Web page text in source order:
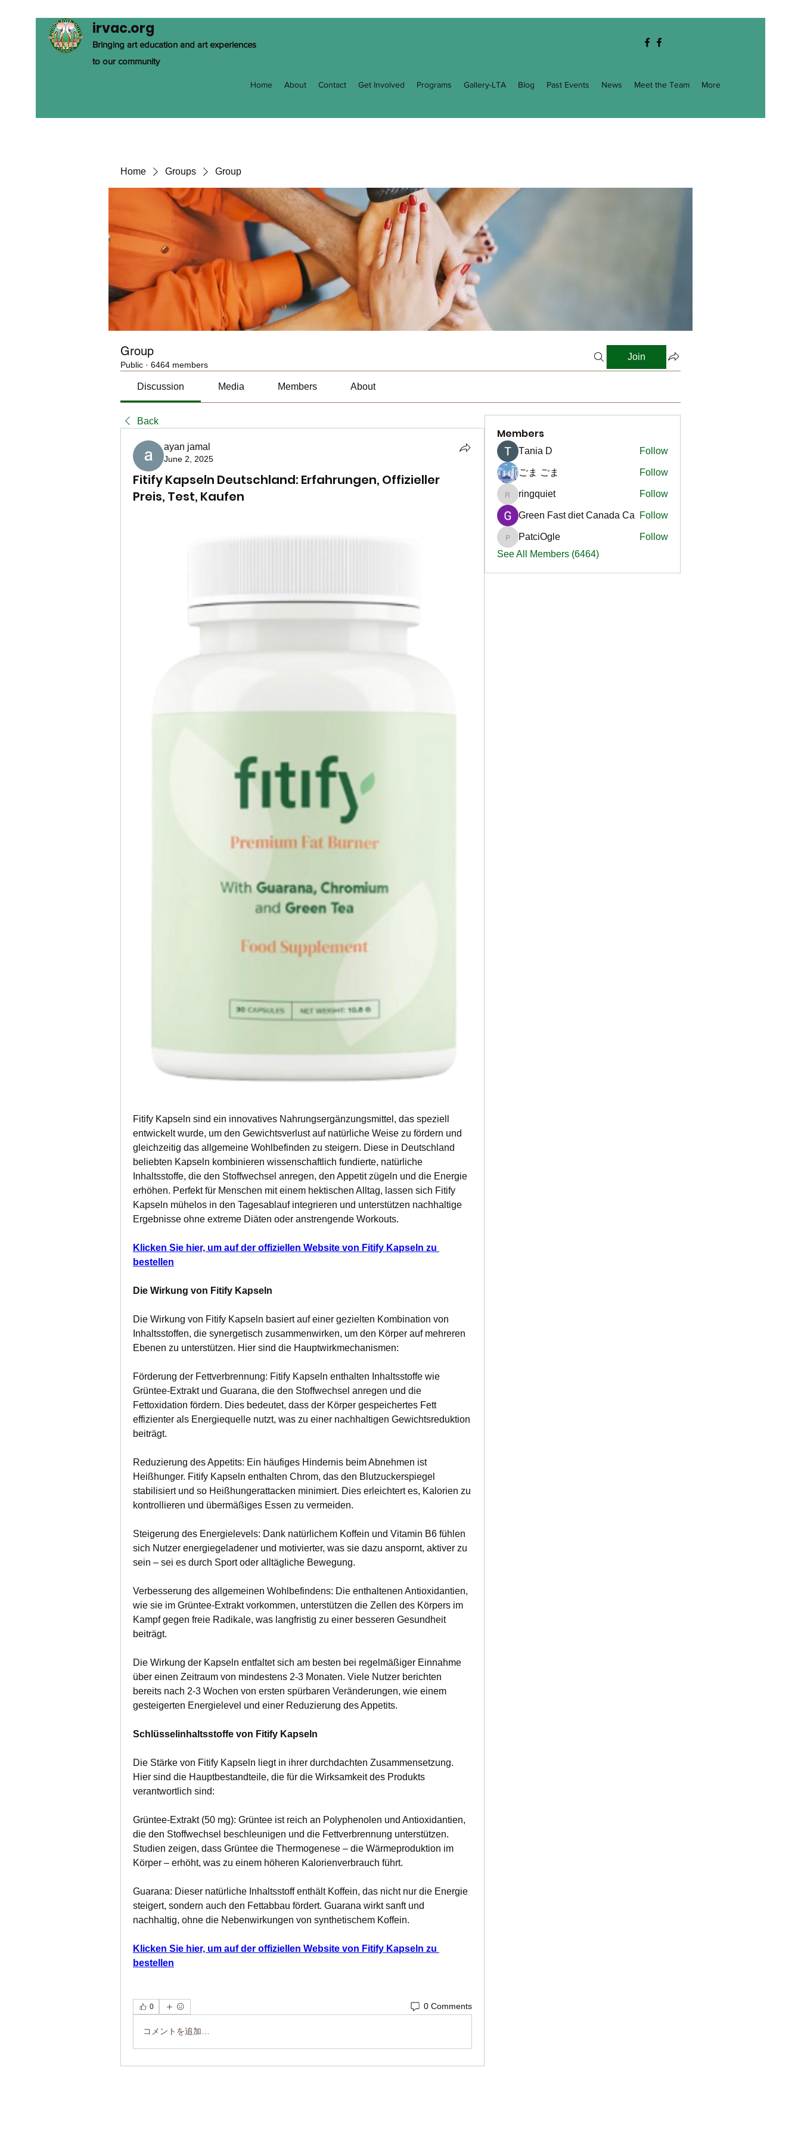
irvac.org
Bringing art education and art experiences
to our community
Home About Contact Get Involved Programs Gallery-LTA Blog Past Events News Meet the Team More
Home Groups Group
Group
Public · 6464 members
Join
Discussion Media Members About
Back
ayan jamal
June 2, 2025
Fitify Kapseln Deutschland: Erfahrungen, Offizieller
Preis, Test, Kaufen
Fitify Kapseln sind ein innovatives Nahrungsergänzungsmittel, das speziell
entwickelt wurde, um den Gewichtsverlust auf natürliche Weise zu fördern und
gleichzeitig das allgemeine Wohlbefinden zu steigern. Diese in Deutschland
beliebten Kapseln kombinieren wissenschaftlich fundierte, natürliche
Inhaltsstoffe, die den Stoffwechsel anregen, den Appetit zügeln und die Energie
erhöhen. Perfekt für Menschen mit einem hektischen Alltag, lassen sich Fitify
Kapseln mühelos in den Tagesablauf integrieren und unterstützen nachhaltige
Ergebnisse ohne extreme Diäten oder anstrengende Workouts.
Klicken Sie hier, um auf der offiziellen Website von Fitify Kapseln zu
bestellen
Die Wirkung von Fitify Kapseln
Die Wirkung von Fitify Kapseln basiert auf einer gezielten Kombination von
Inhaltsstoffen, die synergetisch zusammenwirken, um den Körper auf mehreren
Ebenen zu unterstützen. Hier sind die Hauptwirkmechanismen:
Förderung der Fettverbrennung: Fitify Kapseln enthalten Inhaltsstoffe wie
Grüntee-Extrakt und Guarana, die den Stoffwechsel anregen und die
Fettoxidation fördern. Dies bedeutet, dass der Körper gespeichertes Fett
effizienter als Energiequelle nutzt, was zu einer nachhaltigen Gewichtsreduktion
beiträgt.
Reduzierung des Appetits: Ein häufiges Hindernis beim Abnehmen ist
Heißhunger. Fitify Kapseln enthalten Chrom, das den Blutzuckerspiegel
stabilisiert und so Heißhungerattacken minimiert. Dies erleichtert es, Kalorien zu
kontrollieren und übermäßiges Essen zu vermeiden.
Steigerung des Energielevels: Dank natürlichem Koffein und Vitamin B6 fühlen
sich Nutzer energiegeladener und motivierter, was sie dazu anspornt, aktiver zu
sein – sei es durch Sport oder alltägliche Bewegung.
Verbesserung des allgemeinen Wohlbefindens: Die enthaltenen Antioxidantien,
wie sie im Grüntee-Extrakt vorkommen, unterstützen die Zellen des Körpers im
Kampf gegen freie Radikale, was langfristig zu einer besseren Gesundheit
beiträgt.
Die Wirkung der Kapseln entfaltet sich am besten bei regelmäßiger Einnahme
über einen Zeitraum von mindestens 2-3 Monaten. Viele Nutzer berichten
bereits nach 2-3 Wochen von ersten spürbaren Veränderungen, wie einem
gesteigerten Energielevel und einer Reduzierung des Appetits.
Schlüsselinhaltsstoffe von Fitify Kapseln
Die Stärke von Fitify Kapseln liegt in ihrer durchdachten Zusammensetzung.
Hier sind die Hauptbestandteile, die für die Wirksamkeit des Produkts
verantwortlich sind:
Grüntee-Extrakt (50 mg): Grüntee ist reich an Polyphenolen und Antioxidantien,
die den Stoffwechsel beschleunigen und die Fettverbrennung unterstützen.
Studien zeigen, dass Grüntee die Thermogenese – die Wärmeproduktion im
Körper – erhöht, was zu einem höheren Kalorienverbrauch führt.
Guarana: Dieser natürliche Inhaltsstoff enthält Koffein, das nicht nur die Energie
steigert, sondern auch den Fettabbau fördert. Guarana wirkt sanft und
nachhaltig, ohne die Nebenwirkungen von synthetischem Koffein.
Klicken Sie hier, um auf der offiziellen Website von Fitify Kapseln zu
bestellen
0 0 Comments
コメントを追加…
Members
Тania D Follow
ごま ごま Follow
ringquiet
ringquiet Follow
Green Fast diet Canada Ca Follow
PatciOgle
PatciOgle
Follow
See All Members (6464)